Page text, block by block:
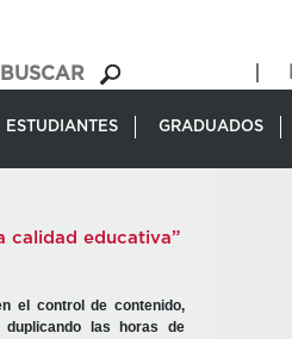
ESTUDIANTES GRADUADOS
calidad educativa”
el control de contenido,
las horas de